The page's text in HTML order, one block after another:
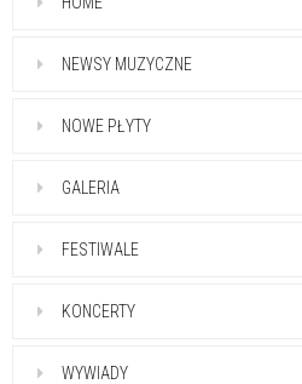
NEWSY MUZYCZNE
NOWE PŁYTY
GALERIA
FESTIWALE
KONCERTY
WYWIADY